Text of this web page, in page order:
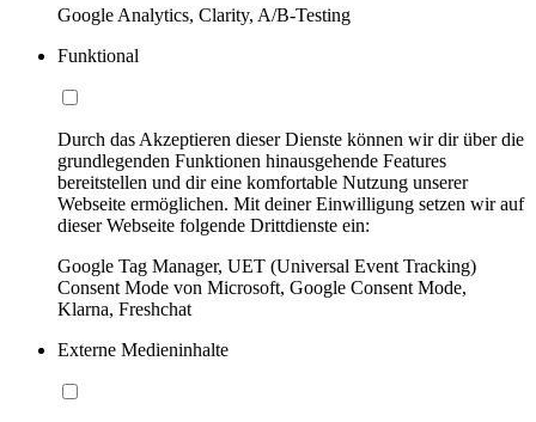
Google Analytics, Clarity, A/B-Testing
Funktional
Durch das Akzeptieren dieser Dienste können wir dir über die
grundlegenden Funktionen hinausgehende Features
bereitstellen und dir eine komfortable Nutzung unserer
Webseite ermöglichen. Mit deiner Einwilligung setzen wir auf
dieser Webseite folgende Drittdienste ein:
Google Tag Manager, UET (Universal Event Tracking)
Consent Mode von Microsoft, Google Consent Mode,
Klarna, Freshchat
Externe Medieninhalte